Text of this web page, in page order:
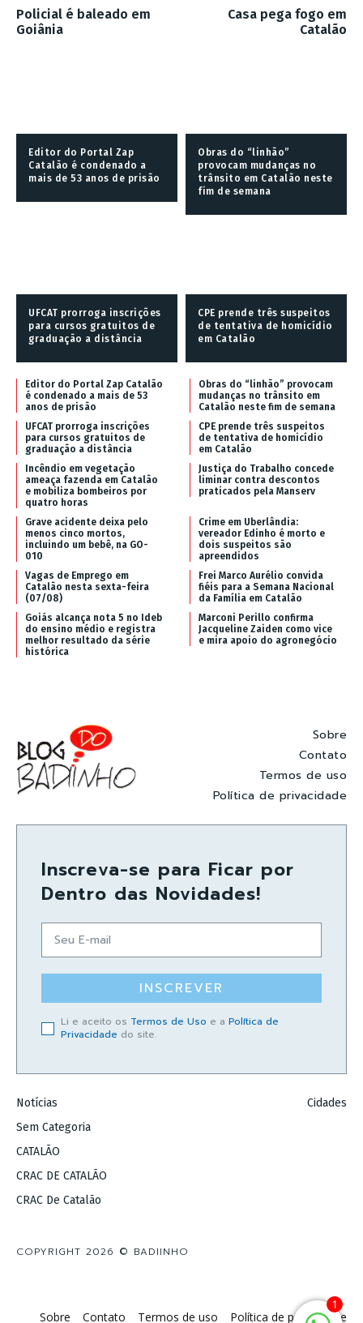
Policial é baleado em
Goiânia
Casa pega fogo em
Catalão
Editor do Portal Zap
Catalão é condenado a
mais de 53 anos de prisão
Obras do “linhão”
provocam mudanças no
trânsito em Catalão neste
fim de semana
UFCAT prorroga inscrições
para cursos gratuitos de
graduação a distância
CPE prende três suspeitos
de tentativa de homicídio
em Catalão
Editor do Portal Zap Catalão
é condenado a mais de 53
anos de prisão
Obras do “linhão” provocam
mudanças no trânsito em
Catalão neste fim de semana
UFCAT prorroga inscrições
para cursos gratuitos de
graduação a distância
CPE prende três suspeitos
de tentativa de homicídio
em Catalão
Incêndio em vegetação
ameaça fazenda em Catalão
e mobiliza bombeiros por
quatro horas
Justiça do Trabalho concede
liminar contra descontos
praticados pela Manserv
Grave acidente deixa pelo
menos cinco mortos,
incluindo um bebê, na GO-
010
Crime em Uberlândia:
vereador Edinho é morto e
dois suspeitos são
apreendidos
Vagas de Emprego em
Catalão nesta sexta-feira
(07/08)
Frei Marco Aurélio convida
fiéis para a Semana Nacional
da Família em Catalão
Goiás alcança nota 5 no Ideb
do ensino médio e registra
melhor resultado da série
histórica
Marconi Perillo confirma
Jacqueline Zaiden como vice
e mira apoio do agronegócio
Sobre
Contato
Termos de uso
Política de privacidade
Inscreva-se para Ficar por
Dentro das Novidades!
INSCREVER
Li e aceito os Termos de Uso e a Política de
Privacidade do site.
Notícias
Sem Categoria
CATALÃO
CRAC DE CATALÃO
CRAC De Catalão
Cidades
COPYRIGHT 2026 © BADIINHO
Sobre Contato Termos de uso Política de privacidade
1